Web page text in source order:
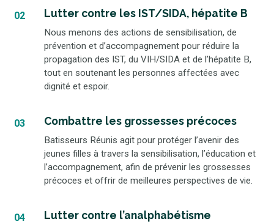
02 Lutter contre les IST/SIDA, hépatite B
Nous menons des actions de sensibilisation, de
prévention et d’accompagnement pour réduire la
propagation des IST, du VIH/SIDA et de l’hépatite B,
tout en soutenant les personnes affectées avec
dignité et espoir.
03 Combattre les grossesses précoces
Batisseurs Réunis agit pour protéger l’avenir des
jeunes filles à travers la sensibilisation, l’éducation et
l’accompagnement, afin de prévenir les grossesses
précoces et offrir de meilleures perspectives de vie.
04 Lutter contre l’analphabétisme